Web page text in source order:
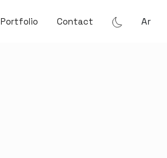
Portfolio Contact Ar